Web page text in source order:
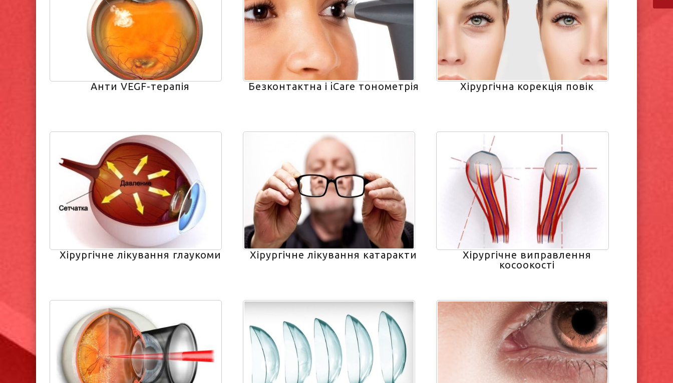
Анти VEGF-терапія Безконтактна і iCare тонометрія Хірургічна корекція повік
Хірургічне лікування глаукоми Хірургічне лікування катаракти
Хірургічне виправлення
косоокості